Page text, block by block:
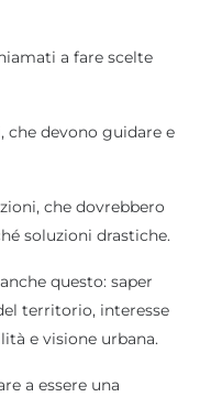
a fare scelte
che devono guidare e
che dovrebbero
soluzioni drastiche.
questo: saper
territorio, interesse
e visione urbana.
a essere una